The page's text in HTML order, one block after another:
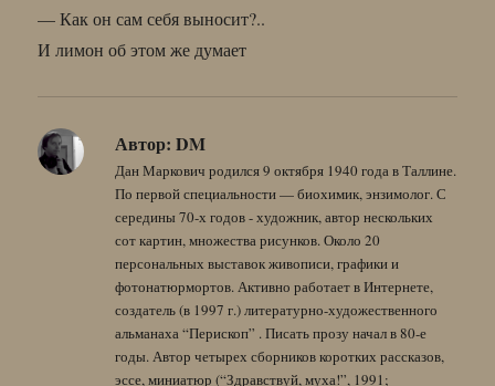
— Как он сам себя выносит?..
И лимон об этом же думает
Автор: DM
Дан Маркович родился 9 октября 1940 года в Таллине.
По первой специальности — биохимик, энзимолог. С
середины 70-х годов - художник, автор нескольких
сот картин, множества рисунков. Около 20
персональных выставок живописи, графики и
фотонатюрмортов. Активно работает в Интернете,
создатель (в 1997 г.) литературно-художественного
альманаха “Перископ” . Писать прозу начал в 80-е
годы. Автор четырех сборников коротких рассказов,
эссе, миниатюр (“Здравствуй, муха!”, 1991;